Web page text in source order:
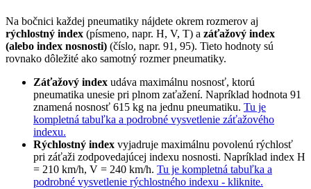
Na bočnici každej pneumatiky nájdete okrem rozmerov aj
rýchlostný index (písmeno, napr. H, V, T) a záťažový index
(alebo index nosnosti) (číslo, napr. 91, 95). Tieto hodnoty sú
rovnako dôležité ako samotný rozmer pneumatiky.
Záťažový index udáva maximálnu nosnosť, ktorú
pneumatika unesie pri plnom zaťažení. Napríklad hodnota 91
znamená nosnosť 615 kg na jednu pneumatiku. Tu je
kompletná tabuľka a podrobné vysvetlenie záťažového
indexu.
Rýchlostný index vyjadruje maximálnu povolenú rýchlosť
pri záťaži zodpovedajúcej indexu nosnosti. Napríklad index H
= 210 km/h, V = 240 km/h. Tu je kompletná tabuľka a
podrobné vysvetlenie rýchlostného indexu - kliknite.